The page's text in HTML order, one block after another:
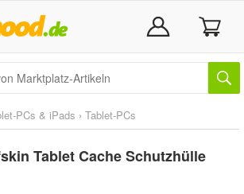
PCs & iPads › Tablet-PCs
Tablet Cache Schutzhülle